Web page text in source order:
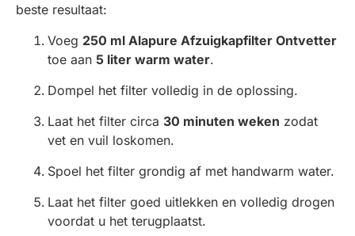
beste resultaat:
Voeg 250 ml Alapure Afzuigkapfilter Ontvetter
toe aan 5 liter warm water.
Dompel het filter volledig in de oplossing.
Laat het filter circa 30 minuten weken zodat
vet en vuil loskomen.
Spoel het filter grondig af met handwarm water.
Laat het filter goed uitlekken en volledig drogen
voordat u het terugplaatst.